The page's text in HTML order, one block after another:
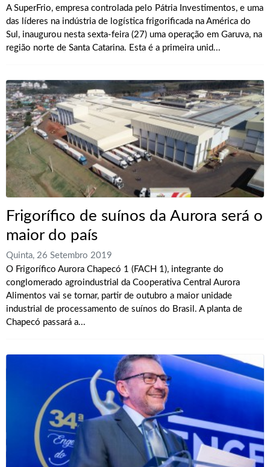
A SuperFrio, empresa controlada pelo Pátria Investimentos, e uma
das líderes na indústria de logística frigorificada na América do
Sul, inaugurou nesta sexta-feira (27) uma operação em Garuva, na
região norte de Santa Catarina. Esta é a primeira unid...
Frigorífico de suínos da Aurora será o
maior do país
Quinta, 26 Setembro 2019
O Frigorífico Aurora Chapecó 1 (FACH 1), integrante do
conglomerado agroindustrial da Cooperativa Central Aurora
Alimentos vai se tornar, partir de outubro a maior unidade
industrial de processamento de suínos do Brasil. A planta de
Chapecó passará a...